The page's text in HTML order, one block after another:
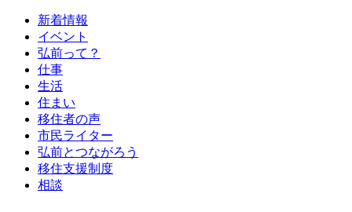
新着情報
イベント
弘前って？
仕事
生活
住まい
移住者の声
市民ライター
弘前とつながろう
移住支援制度
相談